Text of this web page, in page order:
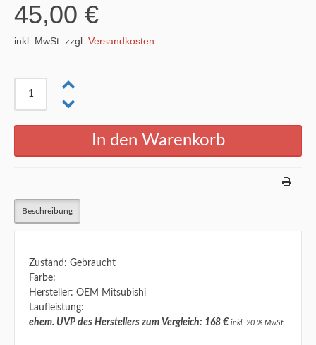
45,00 €
inkl. MwSt. zzgl. Versandkosten
Beschreibung
Zustand: Gebraucht
Farbe:
Hersteller: OEM Mitsubishi
Laufleistung:
ehem. UVP des Herstellers zum Vergleich: 168 € inkl. 20 % MwSt.